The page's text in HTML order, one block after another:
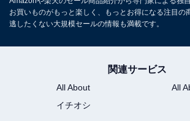
交通手段：JR和歌山駅東口または南海
料送迎バスあり（要予約）／和歌山南ス
で約20分
大人1名（参考価格）：19,360円
お買いものがもっと楽しく、もっとお得になる注目の
逃したくない大規模セールの情報も満載です。
関連サービス
All About
All
イチオシ